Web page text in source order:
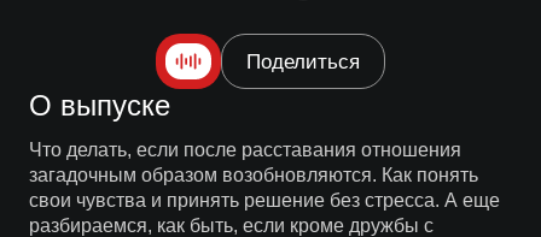
Поделиться
О выпуске
Что делать, если после расставания отношения
загадочным образом возобновляются. Как понять
свои чувства и принять решение без стресса. А еще
разбираемся, как быть, если кроме дружбы с